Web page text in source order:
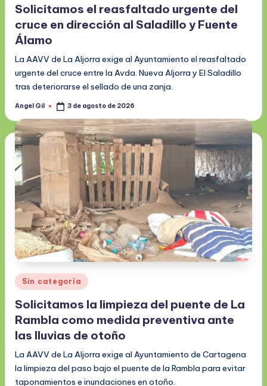
Solicitamos el reasfaltado urgente del
cruce en dirección al Saladillo y Fuente
Álamo
La AAVV de La Aljorra exige al Ayuntamiento el reasfaltado
urgente del cruce entre la Avda. Nueva Aljorra y El Saladillo
tras deteriorarse el sellado de una zanja.
Publicado
Angel Gil 3 de agosto de 2026
Publicado
en
Sin categoría
Solicitamos la limpieza del puente de La
Rambla como medida preventiva ante
las lluvias de otoño
La AAVV de La Aljorra exige al Ayuntamiento de Cartagena
la limpieza del paso bajo el puente de la Rambla para evitar
taponamientos e inundaciones en otoño.